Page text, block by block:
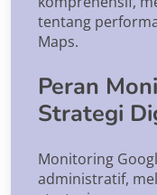
tentang
Maps.
Peran
Strategi
Monitoring
administratif,